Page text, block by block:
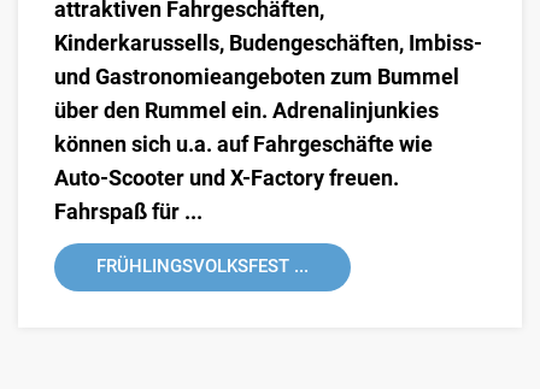
attraktiven Fahrgeschäften,
Kinderkarussells, Budengeschäften, Imbiss-
und Gastronomieangeboten zum Bummel
über den Rummel ein. Adrenalinjunkies
können sich u.a. auf Fahrgeschäfte wie
Auto-Scooter und X-Factory freuen.
Fahrspaß für ...
FRÜHLINGSVOLKSFEST ...